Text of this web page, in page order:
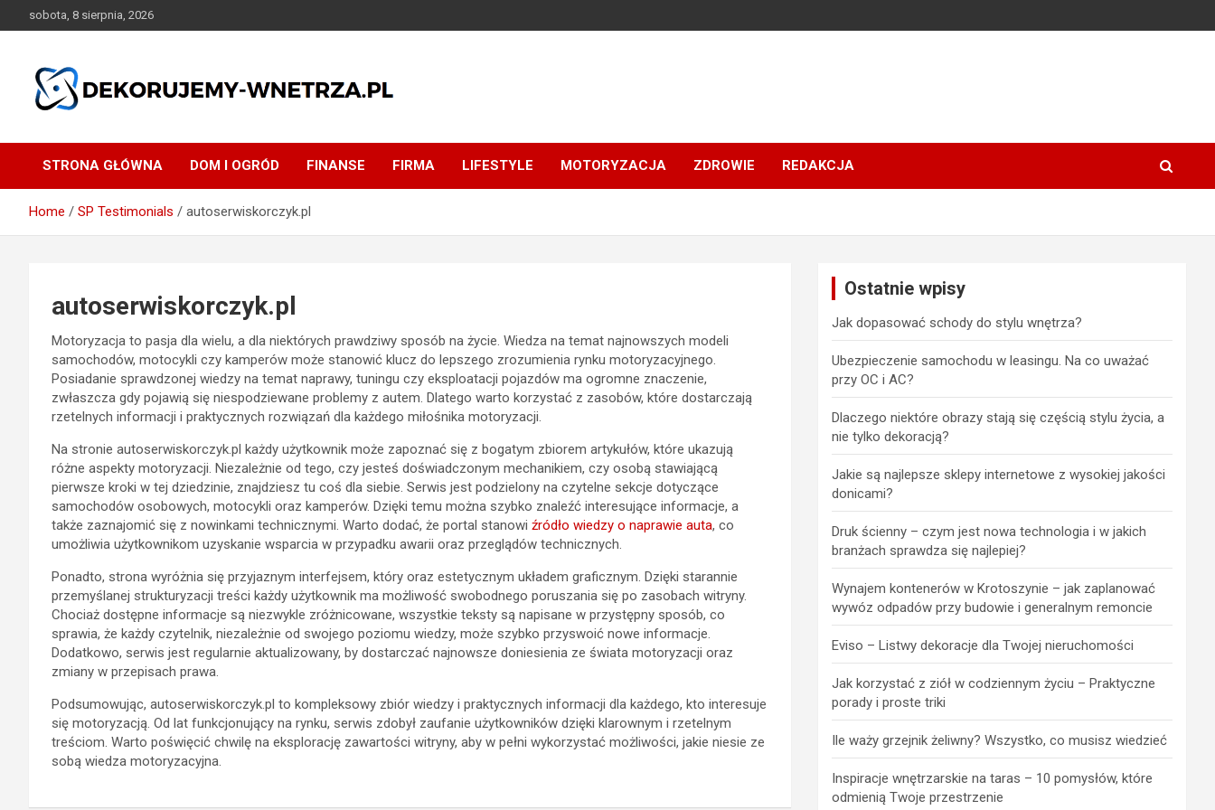
to
sobota, 8 sierpnia, 2026
dekorujemy-wnetrza.pl
STRONA GŁÓWNA DOM I OGRÓD FINANSE FIRMA LIFESTYLE MOTORYZACJA ZDROWIE REDAKCJA
Home SP Testimonials autoserwiskorczyk.pl
autoserwiskorczyk.pl
Motoryzacja to pasja dla wielu, a dla niektórych prawdziwy sposób na życie. Wiedza na temat najnowszych modeli
samochodów, motocykli czy kamperów może stanowić klucz do lepszego zrozumienia rynku motoryzacyjnego.
Posiadanie sprawdzonej wiedzy na temat naprawy, tuningu czy eksploatacji pojazdów ma ogromne znaczenie,
zwłaszcza gdy pojawią się niespodziewane problemy z autem. Dlatego warto korzystać z zasobów, które dostarczają
rzetelnych informacji i praktycznych rozwiązań dla każdego miłośnika motoryzacji.
Na stronie autoserwiskorczyk.pl każdy użytkownik może zapoznać się z bogatym zbiorem artykułów, które ukazują
różne aspekty motoryzacji. Niezależnie od tego, czy jesteś doświadczonym mechanikiem, czy osobą stawiającą
pierwsze kroki w tej dziedzinie, znajdziesz tu coś dla siebie. Serwis jest podzielony na czytelne sekcje dotyczące
samochodów osobowych, motocykli oraz kamperów. Dzięki temu można szybko znaleźć interesujące informacje, a
także zaznajomić się z nowinkami technicznymi. Warto dodać, że portal stanowi źródło wiedzy o naprawie auta, co
umożliwia użytkownikom uzyskanie wsparcia w przypadku awarii oraz przeglądów technicznych.
Ponadto, strona wyróżnia się przyjaznym interfejsem, który oraz estetycznym układem graficznym. Dzięki starannie
przemyślanej strukturyzacji treści każdy użytkownik ma możliwość swobodnego poruszania się po zasobach witryny.
Chociaż dostępne informacje są niezwykle zróżnicowane, wszystkie teksty są napisane w przystępny sposób, co
sprawia, że każdy czytelnik, niezależnie od swojego poziomu wiedzy, może szybko przyswoić nowe informacje.
Dodatkowo, serwis jest regularnie aktualizowany, by dostarczać najnowsze doniesienia ze świata motoryzacji oraz
zmiany w przepisach prawa.
Podsumowując, autoserwiskorczyk.pl to kompleksowy zbiór wiedzy i praktycznych informacji dla każdego, kto interesuje
się motoryzacją. Od lat funkcjonujący na rynku, serwis zdobył zaufanie użytkowników dzięki klarownym i rzetelnym
treściom. Warto poświęcić chwilę na eksplorację zawartości witryny, aby w pełni wykorzystać możliwości, jakie niesie ze
sobą wiedza motoryzacyjna.
Ostatnie wpisy
Jak dopasować schody do stylu wnętrza?
Ubezpieczenie samochodu w leasingu. Na co uważać
przy OC i AC?
Dlaczego niektóre obrazy stają się częścią stylu życia, a
nie tylko dekoracją?
Jakie są najlepsze sklepy internetowe z wysokiej jakości
donicami?
Druk ścienny – czym jest nowa technologia i w jakich
branżach sprawdza się najlepiej?
Wynajem kontenerów w Krotoszynie – jak zaplanować
wywóz odpadów przy budowie i generalnym remoncie
Eviso – Listwy dekoracje dla Twojej nieruchomości
Jak korzystać z ziół w codziennym życiu – Praktyczne
porady i proste triki
Ile waży grzejnik żeliwny? Wszystko, co musisz wiedzieć
Inspiracje wnętrzarskie na taras – 10 pomysłów, które
odmienią Twoje przestrzenie